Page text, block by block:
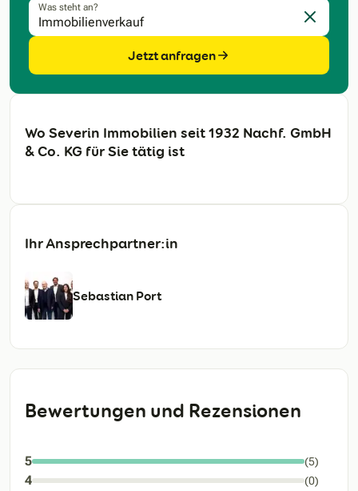
Bewertungen und Rezensionen
5 (5)
4 (0)
Was steht an?
Eingabe
Jetzt anfragen
Wo Severin Immobilien seit 1932 Nachf. GmbH
& Co. KG für Sie tätig ist
Ihr Ansprechpartner:in
Sebastian Port